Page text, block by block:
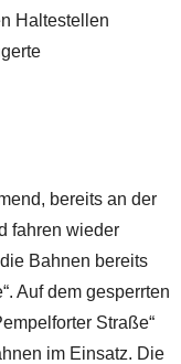
Haltestellen
bereits an der
fahren wieder
Bahnen bereits
Auf dem gesperrten
Straße“
im Einsatz. Die